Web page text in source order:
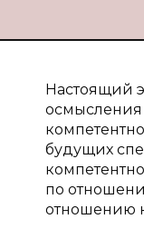
Настоящий
осмысления
будущих
по
отношению